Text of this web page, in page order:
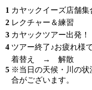
1 カヤックイーズ店舗
2 レクチャー＆練習
3 カヤックツアー出発！
4 ツアー終了♪お疲れ様
5
着替え → 解散
※当日の天候・川の状
合がございます。